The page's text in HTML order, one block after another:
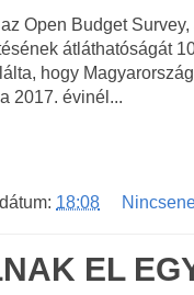
Open Budget
átláthatóságát
hogy
2017. évinél...
dátum: 18:08
EL